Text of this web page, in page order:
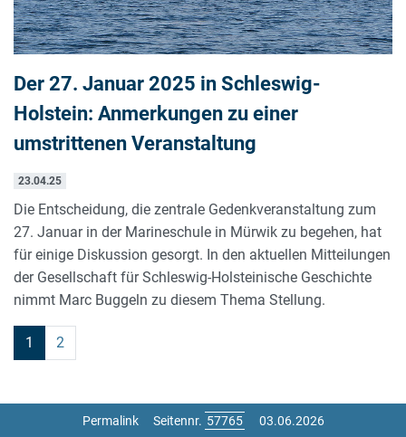
Der 27. Januar 2025 in Schleswig-
Holstein: Anmerkungen zu einer
umstrittenen Veranstaltung
23.04.25
Die Entscheidung, die zentrale Gedenkveranstaltung zum
27. Januar in der Marineschule in Mürwik zu begehen, hat
für einige Diskussion gesorgt. In den aktuellen Mitteilungen
der Gesellschaft für Schleswig-Holsteinische Geschichte
nimmt Marc Buggeln zu diesem Thema Stellung.
1 2
Permalink Seitennr. 03.06.2026